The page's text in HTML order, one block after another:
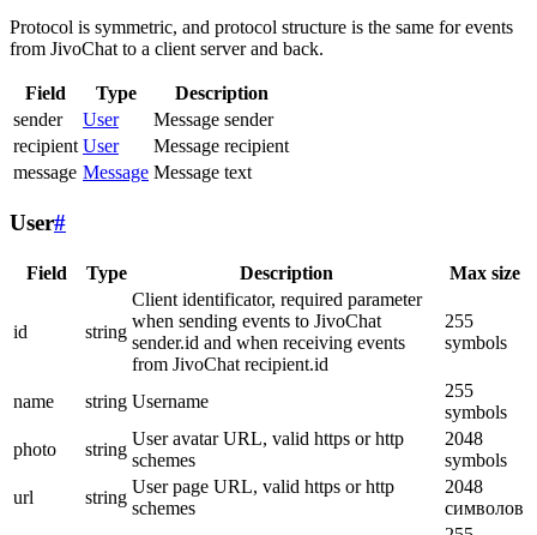
Protocol is symmetric, and protocol structure is the same for events
from JivoChat to a client server and back.
Field Type
Description
sender
User
Message sender
recipient User
Message recipient
message Message Message text
User#
Field Type Description Max size
id string
Client identificator, required parameter
when sending events to JivoChat
sender.id and when receiving events
from JivoChat recipient.id
255
symbols
name string Username
255
symbols
photo
string
User avatar URL, valid https or http
schemes
2048
symbols
url
string
User page URL, valid https or http
schemes
2048
символов